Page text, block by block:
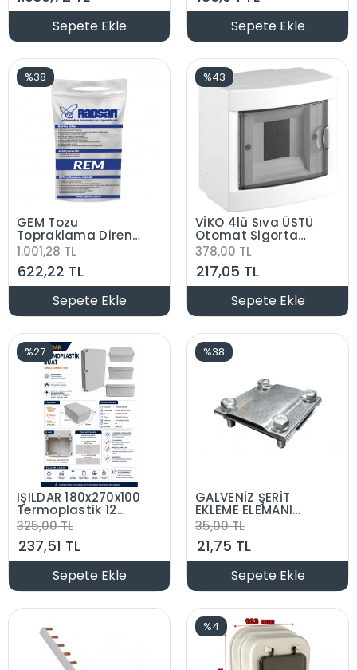
Sepete Ekle Sepete Ekle
%38
GEM Tozu
Topraklama Direnç
Düşürücü Toz
Topraklama
Değerini Tutturmak
İçin (1 Pk. 10 Kg)
1.001,28 TL
622,22 TL
Sepete Ekle
%43
VİKO 4lü Sıva ÜSTÜ
Otomat Sigorta
Kutusu - Klemensli
Halogen Free IP40
Dörtlü S. Ü.
378,00 TL
217,05 TL
Sepete Ekle
%27
IŞILDAR 180x270x100
Termoplastik 12
Çıkışlı Buat Beyaz
IP65 (ABS Vidalı
Contalı Kapak)
325,00 TL
237,51 TL
Sepete Ekle
%38
GALVENİZ ŞERİT
EKLEME ELEMANI
ŞERİTTEN ŞERİDE
BAĞLANTI
35,00 TL
21,75 TL
Sepete Ekle
%4